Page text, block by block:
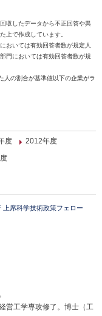
収したデータから不正回答や異
上で作成しています。
おいては有効回答者数が規定人
門においては有効回答者数が規
の割合が基準値以下の企業がラ
度
2012年度
上席科学技術政策フェロー
営工学専攻修了。博士（工